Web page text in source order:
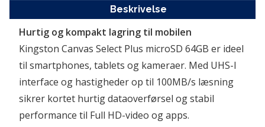
Beskrivelse
Hurtig og kompakt lagring til mobilen
Kingston Canvas Select Plus microSD 64GB er ideel
til smartphones, tablets og kameraer. Med UHS-I
interface og hastigheder op til 100MB/s læsning
sikrer kortet hurtig dataoverførsel og stabil
performance til Full HD-video og apps.